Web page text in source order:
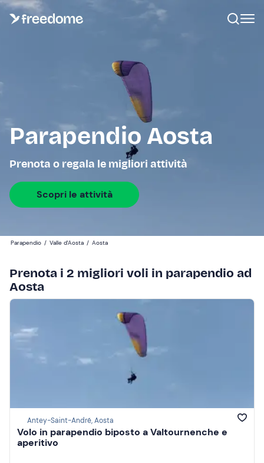
Parapendio Aosta
Prenota o regala le migliori attività
Scopri le attività
Parapendio / Valle d'Aosta / Aosta
Prenota i 2 migliori voli in parapendio ad
Aosta
Antey-Saint-André, Aosta
Volo in parapendio biposto a Valtournenche e
aperitivo